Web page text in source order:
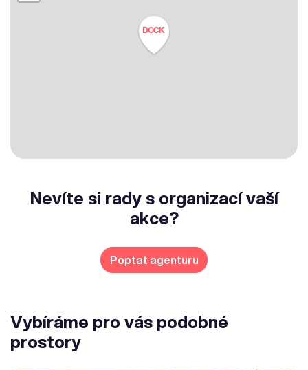
DOCK
Nevíte si rady s organizací vaší
akce?
Poptat agenturu
Vybíráme pro vás podobné
prostory